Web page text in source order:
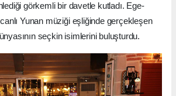
görkemli bir davetle kutladı. Ege-
Yunan müziği eşliğinde gerçekleşen
seçkin isimlerini buluşturdu.